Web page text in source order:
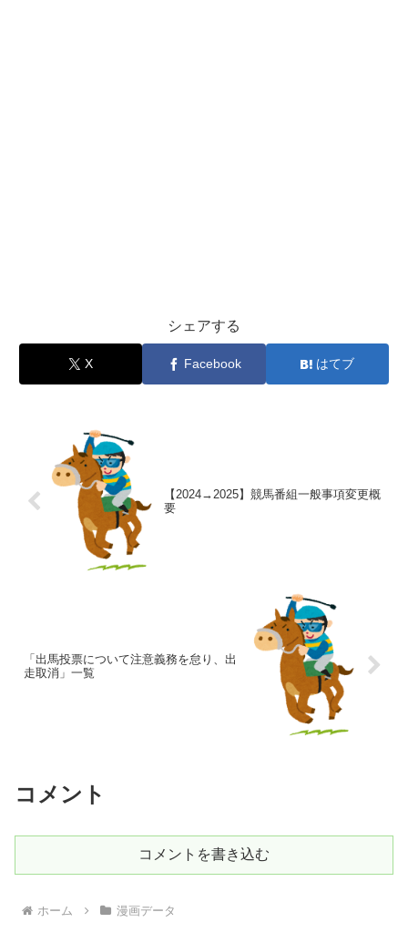
シェアする
X Facebook はてブ
【2024→2025】競馬番組一般事項変更概
要
「出馬投票について注意義務を怠り、出
走取消」一覧
コメント
コメントを書き込む
ホーム 漫画データ